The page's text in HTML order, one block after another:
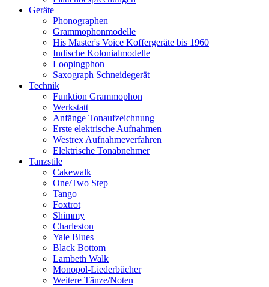
Geräte
Phonographen
Grammophonmodelle
His Master's Voice Koffergeräte bis 1960
Indische Kolonialmodelle
Loopingphon
Saxograph Schneidegerät
Technik
Funktion Grammophon
Werkstatt
Anfänge Tonaufzeichnung
Erste elektrische Aufnahmen
Westrex Aufnahmeverfahren
Elektrische Tonabnehmer
Tanzstile
Cakewalk
One/Two Step
Tango
Foxtrot
Shimmy
Charleston
Yale Blues
Black Bottom
Lambeth Walk
Monopol-Liederbücher
Weitere Tänze/Noten